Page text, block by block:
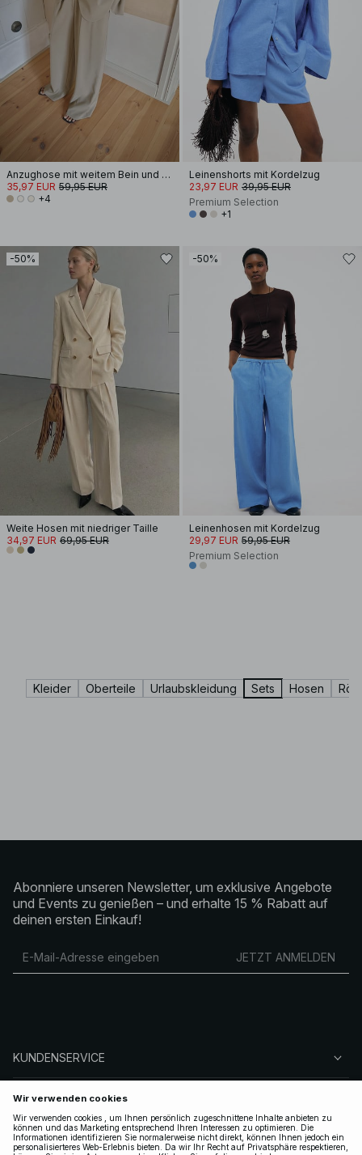
Anzughose mit weitem Bein und hohem Bund
35,97 EUR 59,95 EUR
+4
Leinenshorts mit Kordelzug
23,97 EUR 39,95 EUR
Premium Selection
+1
-50%
Weite Hosen mit niedriger Taille
34,97 EUR 69,95 EUR
-50%
Leinenhosen mit Kordelzug
29,97 EUR 59,95 EUR
Premium Selection
Kleider Oberteile Urlaubskleidung Sets Hosen
Abonniere unseren Newsletter, um exklusive Angebote
und Events zu genießen – und erhalte 15 % Rabatt auf
deinen ersten Einkauf!
JETZT ANMELDEN
KUNDENSERVICE
ÜBER NA-KD
FOLGEN SIE UNS